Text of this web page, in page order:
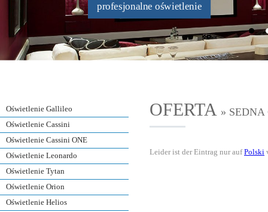
profesjonalne oświetlenie
Oświetlenie Gallileo
Oświetlenie Cassini
Oświetlenie Cassini ONE
Oświetlenie Leonardo
Oświetlenie Tytan
Oświetlenie Orion
Oświetlenie Helios
OFERTA » SEDNA
Leider ist der Eintrag nur aufPolski